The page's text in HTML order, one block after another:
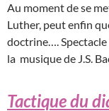
Au moment de se
Luther, peut enfin
doctrine…. Spectacle
la musique de J.S.
Tactique du